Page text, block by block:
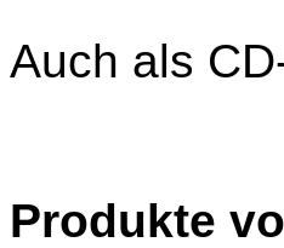
Auch als
Produkte